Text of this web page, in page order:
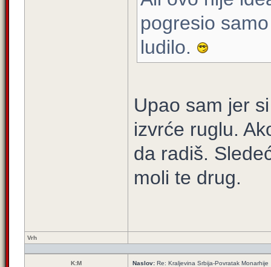
pogresio
ludilo.
Upao sam jer
izvrće ruglu.
da radiš.
moli te drug.
Vrh
K:M Naslov: Re: Kraljevina Srbija-Povratak Monarhije